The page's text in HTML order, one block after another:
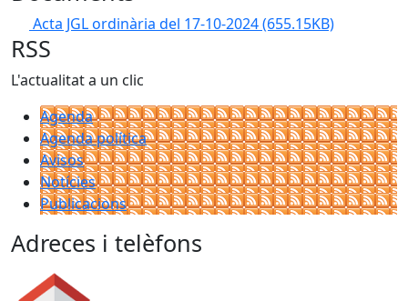
Acta JGL ordinària del 17-10-2024(655.15KB)
RSS
L'actualitat a un clic
Agenda
Agenda política
Avisos
Notícies
Publicacions
Adreces i telèfons